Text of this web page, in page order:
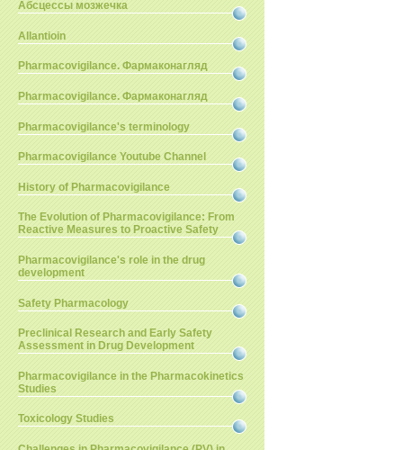
Абсцессы мозжечка
Allantioin
Pharmacovigilance. Фармаконагляд
Pharmacovigilance. Фармаконагляд
Pharmacovigilance's terminology
Pharmacovigilance Youtube Channel
History of Pharmacovigilance
The Evolution of Pharmacovigilance: From
Reactive Measures to Proactive Safety
Pharmacovigilance's role in the drug
development
Safety Pharmacology
Preclinical Research and Early Safety
Assessment in Drug Development
Pharmacovigilance in the Pharmacokinetics
Studies
Toxicology Studies